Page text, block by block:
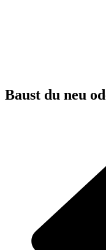
Baust du neu